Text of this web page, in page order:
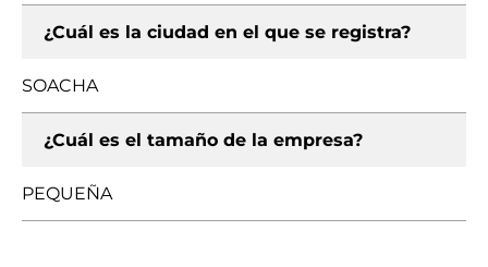
¿Cuál es la ciudad en el que se registra?
SOACHA
¿Cuál es el tamaño de la empresa?
PEQUEÑA